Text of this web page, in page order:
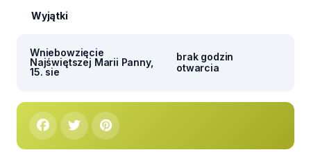
Wyjątki
Wniebowzięcie
Najświętszej Marii Panny,
15. sie
brak godzin
otwarcia